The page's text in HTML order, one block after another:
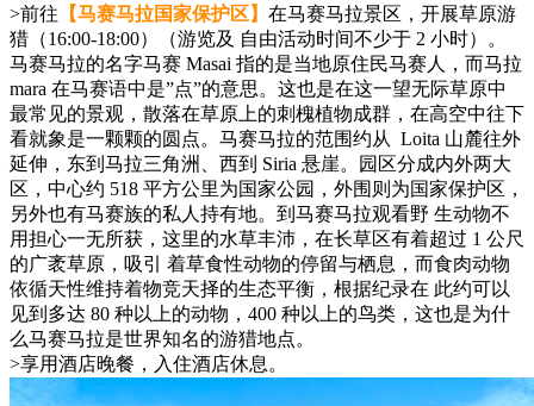
>前往 【马赛马拉国家保护区】 在马赛马拉景区，开展草原游
猎（16:00-18:00）（游览及 自由活动时间不少于 2 小时）。
马赛马拉的名字马赛 Masai 指的是当地原住民马赛人，而马拉
mara 在马赛语中是”点”的意思。这也是在这一望无际草原中
最常见的景观，散落在草原上的刺槐植物成群，在高空中往下
看就象是一颗颗的圆点。马赛马拉的范围约从 Loita 山麓往外
延伸，东到马拉三角洲、西到 Siria 悬崖。园区分成内外两大
区，中心约 518 平方公里为国家公园，外围则为国家保护区，
另外也有马赛族的私人持有地。到马赛马拉观看野 生动物不
用担心一无所获，这里的水草丰沛，在长草区有着超过 1 公尺
的广袤草原，吸引 着草食性动物的停留与栖息，而食肉动物
依循天性维持着物竞天择的生态平衡，根据纪录在 此约可以
见到多达 80 种以上的动物，400 种以上的鸟类，这也是为什
么马赛马拉是世界知名的游猎地点。
>享用酒店晚餐，入住酒店休息。